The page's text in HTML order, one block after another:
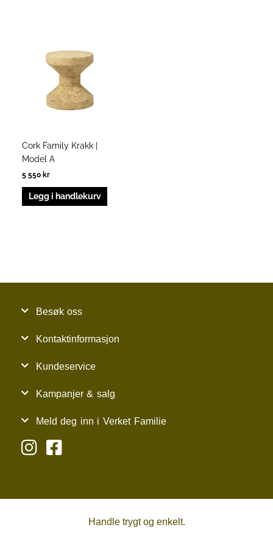
Cork Family Krakk |
Model A
5 550kr
Legg i handlekurv
Besøk oss
Kontaktinformasjon
Kundeservice
Kampanjer & salg
Meld deg inn i Verket Familie
Handle trygt og enkelt.